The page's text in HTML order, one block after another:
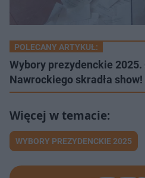
POLECANY ARTYKUŁ:
Wybory prezydenckie 2025.
Nawrockiego skradła show!
WYBORY PREZYDENCKIE 2025